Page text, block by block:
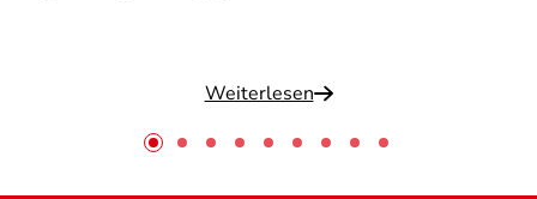
Weiterlesen